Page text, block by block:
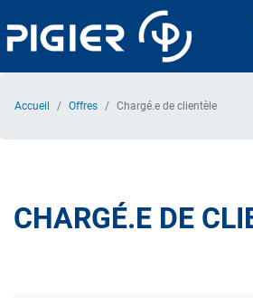
au
contenu
Accueil Offres Chargé.e de clientèle
CHARGÉ.E DE